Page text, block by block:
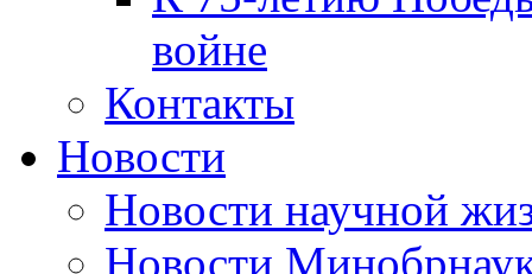
войне
Контакты
Новости
Новости научной
Новости